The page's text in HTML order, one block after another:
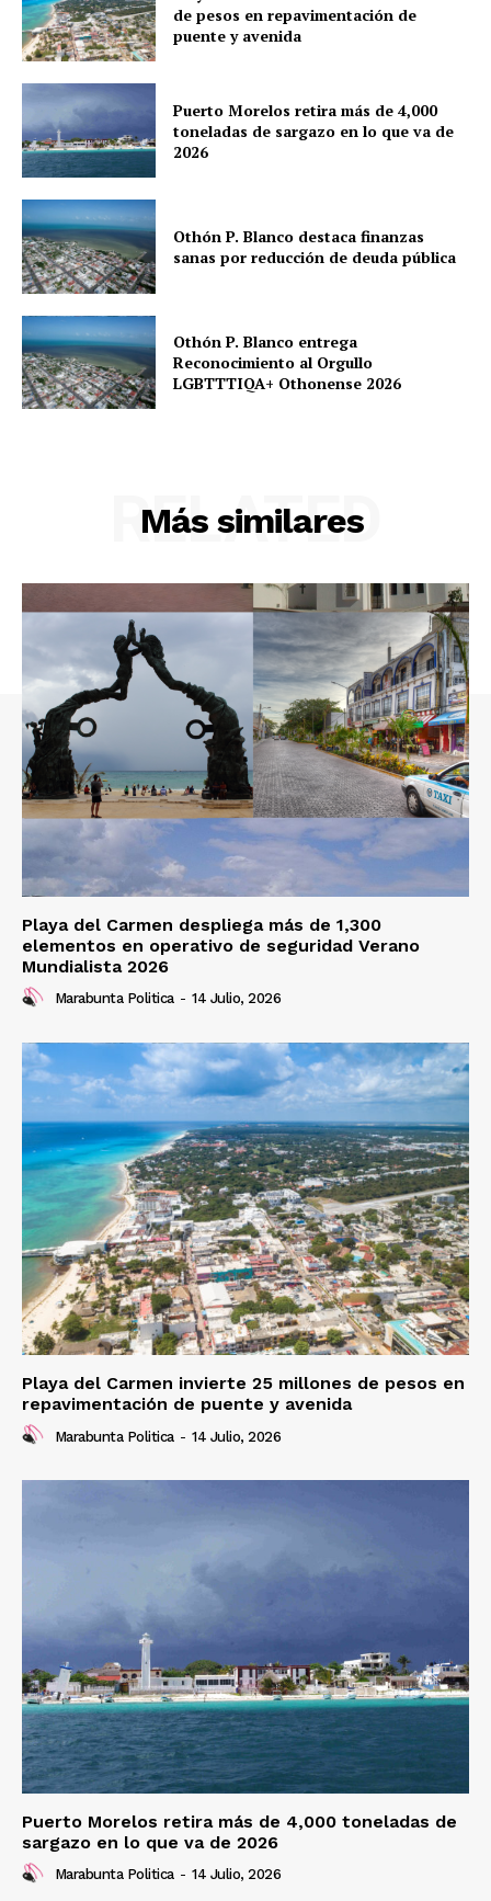
de pesos en repavimentación de
puente y avenida
Puerto Morelos retira más de 4,000
toneladas de sargazo en lo que va de
2026
Othón P. Blanco destaca finanzas
sanas por reducción de deuda pública
Othón P. Blanco entrega
Reconocimiento al Orgullo
LGBTTTIQA+ Othonense 2026
Más similares
RELATED
Playa del Carmen despliega más de 1,300
elementos en operativo de seguridad Verano
Mundialista 2026
Marabunta Politica - 14 Julio, 2026
Playa del Carmen invierte 25 millones de pesos en
repavimentación de puente y avenida
Marabunta Politica - 14 Julio, 2026
Puerto Morelos retira más de 4,000 toneladas de
sargazo en lo que va de 2026
Marabunta Politica - 14 Julio, 2026